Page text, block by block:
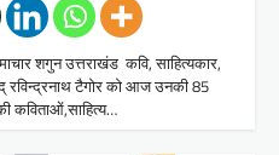
शगुन उत्तराखंड कवि, साहित्यकार,
रविन्द्रनाथ टैगोर को आज उनकी 85
कविताओं,साहित्य…